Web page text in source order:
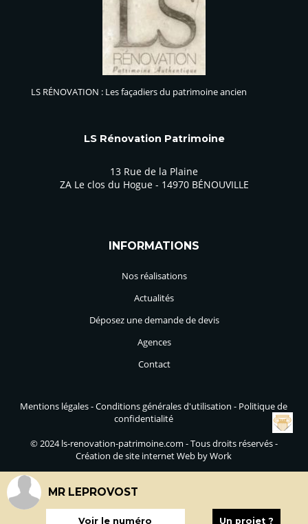
MR LEPROVOST
Voir le numéro Un projet ?
LS RÉNOVATION : Les façadiers du patrimoine ancien
LS Rénovation Patrimoine
13 Rue de la Plaine
ZA Le clos du Hogue - 14970 BÉNOUVILLE
INFORMATIONS
Nos réalisations
Actualités
Déposez une demande de devis
Agences
Contact
Mentions légales-Conditions générales d'utilisation - Politique de
confidentialité
© 2024 ls-renovation-patrimoine.com - Tous droits réservés -
Création de site internet Web by Work